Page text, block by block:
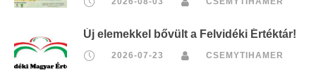
Új elemekkel bővült a Felvidéki Értéktár!
2026-07-23 CSEMYTIHAMER